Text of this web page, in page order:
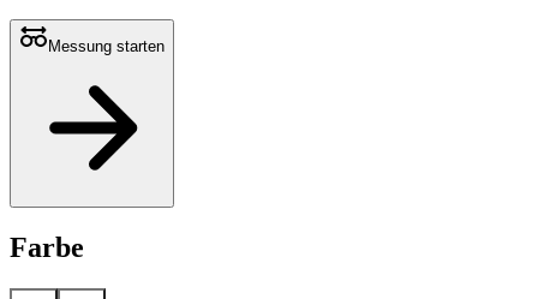
Messung starten
Farbe